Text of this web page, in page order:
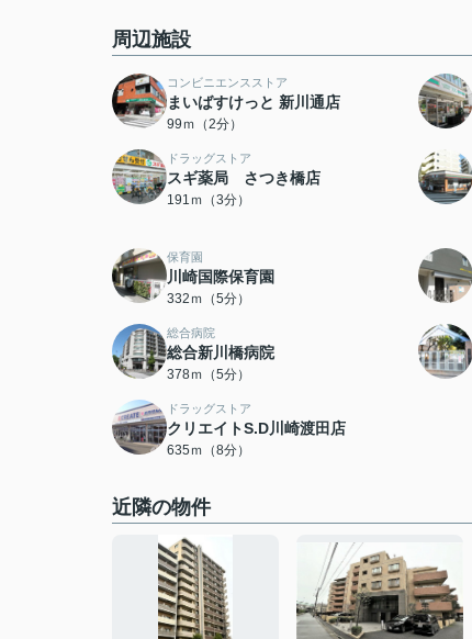
周辺施設
コンビニエンスストア
まいばすけっと 新川通店
99ｍ（2分）
ドラッグストア
スギ薬局 さつき橋店
191ｍ（3分）
保育園
川崎国際保育園
332ｍ（5分）
総合病院
総合新川橋病院
378ｍ（5分）
ドラッグストア
クリエイトS.D川崎渡田店
635ｍ（8分）
近隣の物件